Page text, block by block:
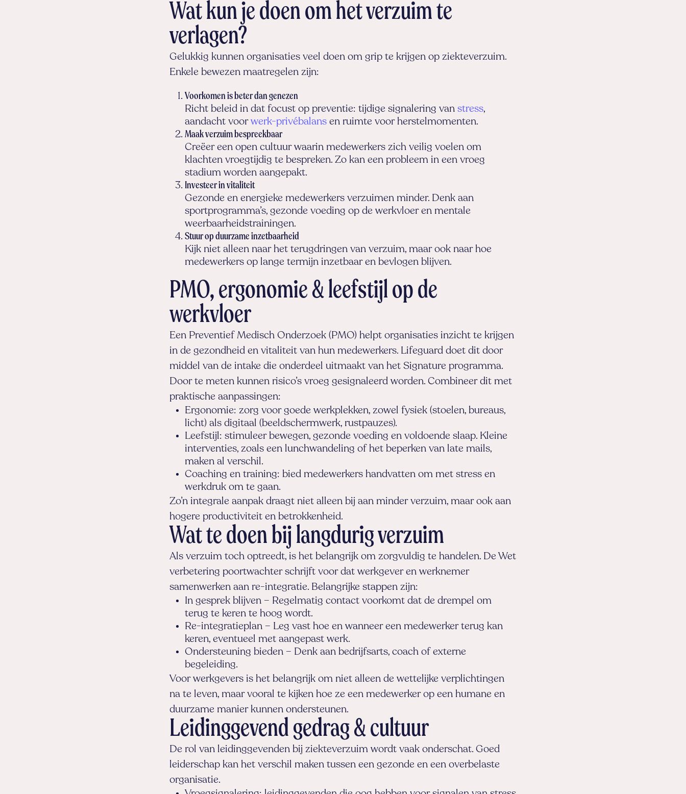
Wat kun je doen om het verzuim te
verlagen?
Gelukkig kunnen organisaties veel doen om grip te krijgen op ziekteverzuim.
Enkele bewezen maatregelen zijn:
Voorkomen is beter dan genezen
Richt beleid in dat focust op preventie: tijdige signalering van stress,
aandacht voor werk-privébalans en ruimte voor herstelmomenten.
Maak verzuim bespreekbaar
Creëer een open cultuur waarin medewerkers zich veilig voelen om
klachten vroegtijdig te bespreken. Zo kan een probleem in een vroeg
stadium worden aangepakt.
Investeer in vitaliteit
Gezonde en energieke medewerkers verzuimen minder. Denk aan
sportprogramma’s, gezonde voeding op de werkvloer en mentale
weerbaarheidstrainingen.
Stuur op duurzame inzetbaarheid
Kijk niet alleen naar het terugdringen van verzuim, maar ook naar hoe
medewerkers op lange termijn inzetbaar en bevlogen blijven.
PMO, ergonomie & leefstijl op de
werkvloer
Een Preventief Medisch Onderzoek (PMO) helpt organisaties inzicht te krijgen
in de gezondheid en vitaliteit van hun medewerkers. Lifeguard doet dit door
middel van de intake die onderdeel uitmaakt van het Signature programma.
Door te meten kunnen risico’s vroeg gesignaleerd worden. Combineer dit met
praktische aanpassingen:
Ergonomie: zorg voor goede werkplekken, zowel fysiek (stoelen, bureaus,
licht) als digitaal (beeldschermwerk, rustpauzes).
Leefstijl: stimuleer bewegen, gezonde voeding en voldoende slaap. Kleine
interventies, zoals een lunchwandeling of het beperken van late mails,
maken al verschil.
Coaching en training: bied medewerkers handvatten om met stress en
werkdruk om te gaan.
Zo’n integrale aanpak draagt niet alleen bij aan minder verzuim, maar ook aan
hogere productiviteit en betrokkenheid.
Wat te doen bij langdurig verzuim
Als verzuim toch optreedt, is het belangrijk om zorgvuldig te handelen. De Wet
verbetering poortwachter schrijft voor dat werkgever en werknemer
samenwerken aan re-integratie. Belangrijke stappen zijn:
In gesprek blijven – Regelmatig contact voorkomt dat de drempel om
terug te keren te hoog wordt.
Re-integratieplan – Leg vast hoe en wanneer een medewerker terug kan
keren, eventueel met aangepast werk.
Ondersteuning bieden – Denk aan bedrijfsarts, coach of externe
begeleiding.
Voor werkgevers is het belangrijk om niet alleen de wettelijke verplichtingen
na te leven, maar vooral te kijken hoe ze een medewerker op een humane en
duurzame manier kunnen ondersteunen.
Leidinggevend gedrag & cultuur
De rol van leidinggevenden bij ziekteverzuim wordt vaak onderschat. Goed
leiderschap kan het verschil maken tussen een gezonde en een overbelaste
organisatie.